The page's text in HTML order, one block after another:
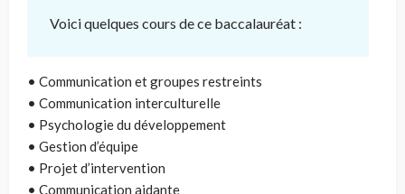
Voici quelques cours de ce baccalauréat :
• Communication et groupes restreints
• Communication interculturelle
• Psychologie du développement
• Gestion d’équipe
• Projet d’intervention
• Communication aidante